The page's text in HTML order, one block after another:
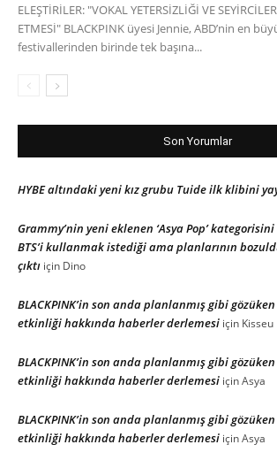
ELEŞTİRİLER: "VOKAL YETERSİZLİĞİ VE
ETMESİ" BLACKPINK üyesi Jennie, ABD’nin en
festivallerinden birinde tek başına...
Son Yorumlar
HYBE altındaki yeni kız grubu Tuide ilk klibini
Grammy’nin yeni eklenen ‘Asya Pop’
BTS’i kullanmak istediği ama planlarının
çıktı için Dino
BLACKPINK’in son anda planlanmış gibi
etkinliği hakkında haberler derlemesi için Kisseu
BLACKPINK’in son anda planlanmış gibi
etkinliği hakkında haberler derlemesi içinAsya
BLACKPINK’in son anda planlanmış gibi
etkinliği hakkında haberler derlemesi içinAsya